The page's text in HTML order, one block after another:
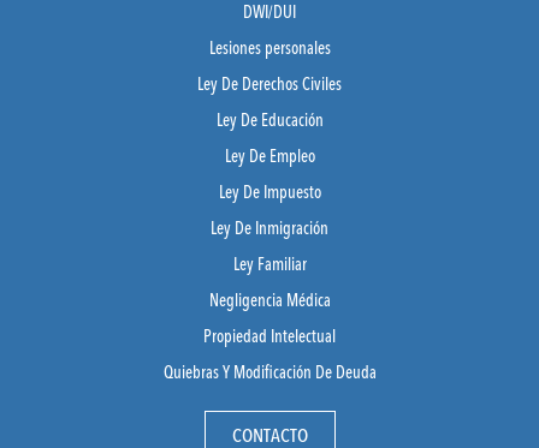
DWI/DUI
Lesiones personales
Ley De Derechos Civiles
Ley De Educación
Ley De Empleo
Ley De Impuesto
Ley De Inmigración
Ley Familiar
Negligencia Médica
Propiedad Intelectual
Quiebras Y Modificación De Deuda
CONTACTO